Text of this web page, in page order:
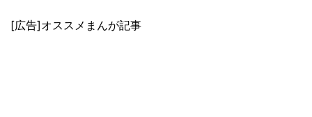
[広告]オススメまんが記事